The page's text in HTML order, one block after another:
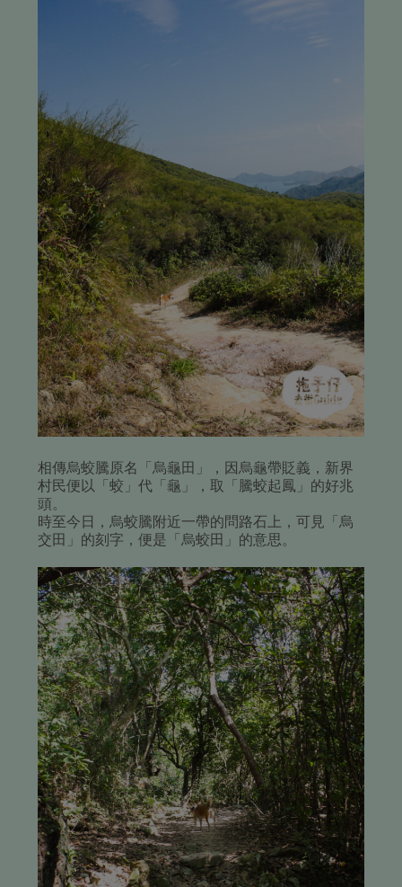
相傳烏蛟騰原名「烏龜田」，因烏龜帶貶義，新界
村民便以「蛟」代「龜」，取「騰蛟起鳳」的好兆
頭。
時至今日，烏蛟騰附近一帶的問路石上，可見「烏
交田」的刻字，便是「烏蛟田」的意思。